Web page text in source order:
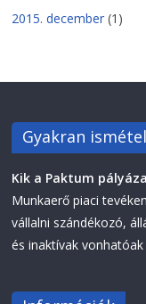
2015. december (1)
Gyakran
Kik a Paktum
Munkaerő piaci
vállalni szándékozó,
és inaktívak vonhatóak